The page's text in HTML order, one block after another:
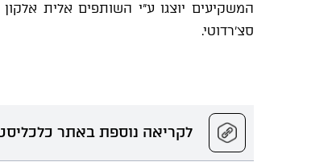
המשקיעים יוצגו ע"י השותפים אלית
סצ'רדוטי.
לקריאה נוספת באתר